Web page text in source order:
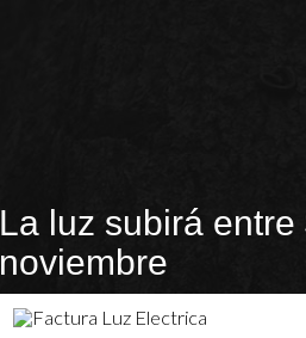
La luz subirá
noviembre